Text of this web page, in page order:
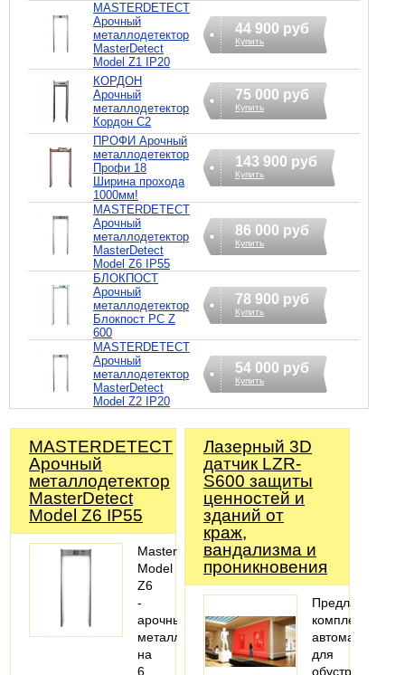
MASTERDETECT
Арочный
металлодетектор
MasterDetect
Model Z1 IP20
44 900 руб
Купить
КОРДОН
Арочный
металлодетектор
Кордон С2
75 000 руб
Купить
ПРОФИ Арочный
металлодетектор
Профи 18
Ширина прохода
1000мм!
143 900 руб
Купить
MASTERDETECT
Арочный
металлодетектор
MasterDetect
Model Z6 IP55
86 000 руб
Купить
БЛОКПОСТ
Арочный
металлодетектор
Блокпост PC Z
600
78 900 руб
Купить
MASTERDETECT
Арочный
металлодетектор
MasterDetect
Model Z2 IP20
54 000 руб
Купить
MASTERDETECT
Арочный
металлодетектор
MasterDetect
Model Z6 IP55
MasterDetect
Model
Z6
-
арочный
металлодетектор
на
6
Лазерный 3D
датчик LZR-
S600 защиты
ценностей и
зданий от
краж,
вандализма и
проникновения
Предлагаем
комплекты
автоматики
для
обустройства